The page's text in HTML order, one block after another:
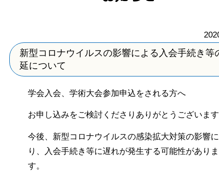
新型コロナウイルスの影響による入会手続き等
延について
学会入会、学術大会参加申込をされる方へ
お申し込みをご検討くださりありがとうございま
今後、新型コロナウイルスの感染拡大対策の影響
り、入会手続き等に遅れが発生する可能性がありま
す。